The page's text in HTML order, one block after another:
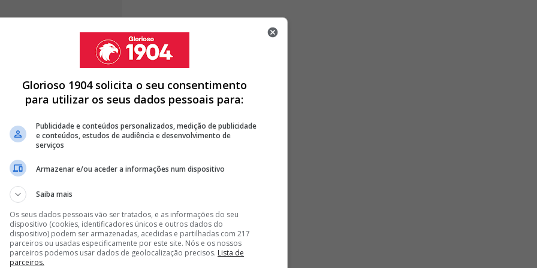
grito que estava entalado no peito a espera do
o resultado, o
foi titular no duelo diante dos Americanos, apesar de
ainda terá de aguardar para contar com a
que também segue no Mundial.
DEBANDADA NO ATAQUE DO BENFICA
NÃO QUER PENSAR NO BENFICA
MARCO SILVA E ESTÁ DE SAÍDA DO BENFICA
Glorioso 1904 solicita o seu consentimento
para utilizar os seus dados pessoais para:
Publicidade e conteúdos personalizados, medição de publicidade
e conteúdos, estudos de audiência e desenvolvimento de
serviços
Armazenar e/ou aceder a informações num dispositivo
Saiba mais
Os seus dados pessoais vão ser tratados, e as informações do seu
dispositivo (cookies, identificadores únicos e outros dados do
dispositivo) podem ser armazenadas, acedidas e partilhadas com 217
parceiros ou usadas especificamente por este site. Nós e os nossos
parceiros podemos usar dados de geolocalização precisos. Lista de
parceiros.